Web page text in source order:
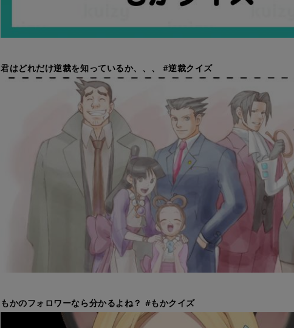
君はどれだけ逆裁を知っているか、、、 #逆裁クイズ
もかのフォロワーなら分かるよね？ #もかクイズ